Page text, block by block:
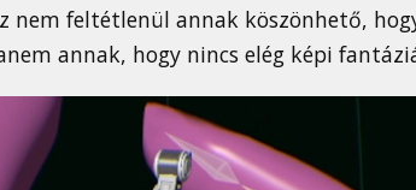
nem feltétlenül annak köszönhető,
annak, hogy nincs elég képi